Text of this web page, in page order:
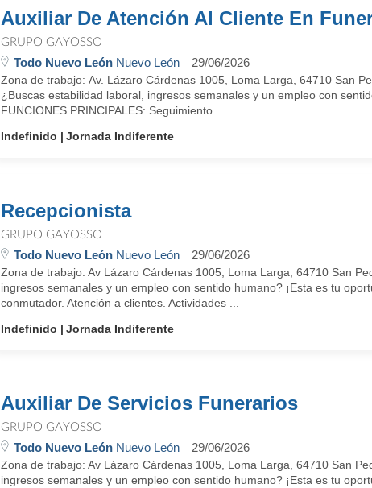
Auxiliar De Atención Al Cliente En
GRUPO GAYOSSO
Todo Nuevo LeónNuevo León 29/06/2026
Zona de trabajo: Av. Lázaro Cárdenas 1005, Loma Larga, 64710 San
¿Buscas estabilidad laboral, ingresos semanales y un empleo con
FUNCIONES PRINCIPALES: Seguimiento ...
Indefinido
Jornada Indiferente
Recepcionista
GRUPO GAYOSSO
Todo Nuevo LeónNuevo León 29/06/2026
Zona de trabajo: Av Lázaro Cárdenas 1005, Loma Larga, 64710 San
ingresos semanales y un empleo con sentido humano? ¡Esta es tu
conmutador. Atención a clientes. Actividades ...
Indefinido
Jornada Indiferente
Auxiliar De Servicios Funerarios
GRUPO GAYOSSO
Todo Nuevo LeónNuevo León 29/06/2026
Zona de trabajo: Av Lázaro Cárdenas 1005, Loma Larga, 64710 San
ingresos semanales y un empleo con sentido humano? ¡Esta es tu